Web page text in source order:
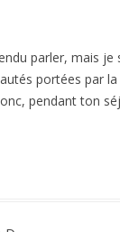
parler, mais
portées par la
pendant ton